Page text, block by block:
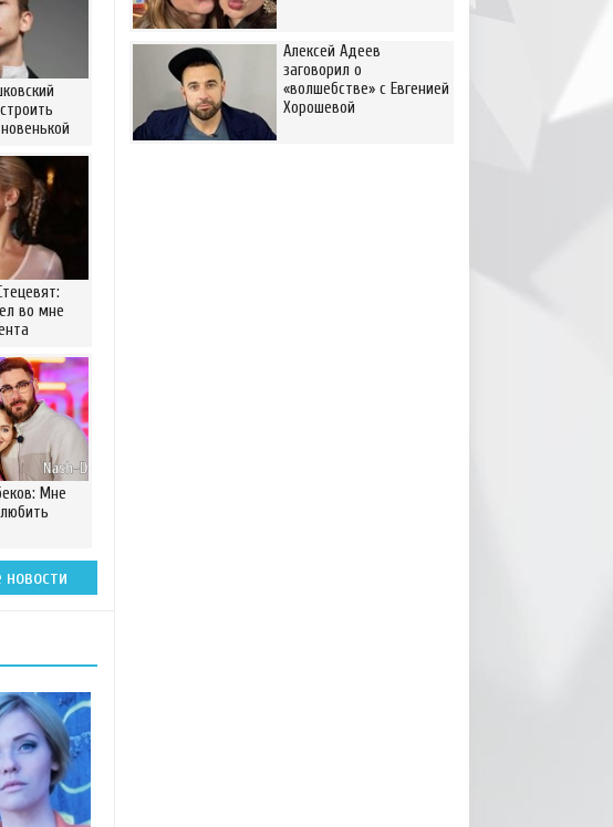
во мне
Мне
новости
Алексей Адеев
заговорил о
«волшебстве» с Евгенией
Хорошевой